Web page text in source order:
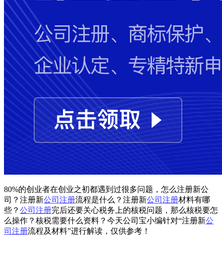
80%的创业者在创业之初都遇到过很多问题，怎么注册新公
司？注册新公司注册流程是什么？注册新公司注册材料有哪
些？ 公司注册完后还要关心税务上的核税问题，那么核税要怎
么操作？核税需要什么资料？今天公司宝小编针对“注册新公
司注册流程及材料”进行解读，仅供参考！